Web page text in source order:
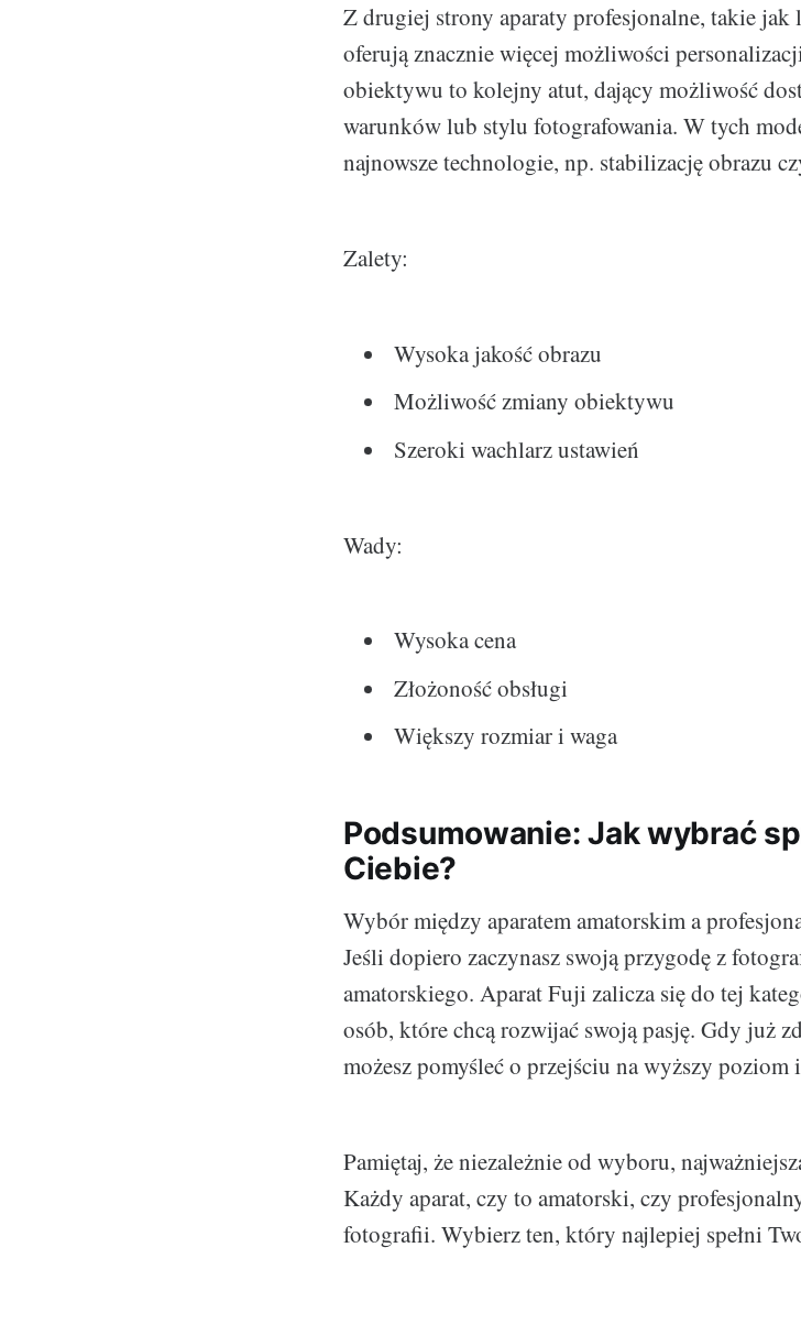
Z drugiej strony aparaty profesjonalne, takie jak
oferują znacznie więcej możliwości
obiektywu to kolejny atut, dający możliwość
warunków lub stylu fotografowania. W tych
najnowsze technologie, np. stabilizację obrazu
Zalety:
Wysoka jakość obrazu
Możliwość zmiany obiektywu
Szeroki wachlarz ustawień
Wady:
Wysoka cena
Złożoność obsługi
Większy rozmiar i waga
Podsumowanie: Jak wybrać
Ciebie?
Wybór między aparatem amatorskim a
Jeśli dopiero zaczynasz swoją przygodę z
amatorskiego. Aparat Fuji zalicza się do tej
osób, które chcą rozwijać swoją pasję. Gdy już
możesz pomyśleć o przejściu na wyższy
Pamiętaj, że niezależnie od wyboru,
Każdy aparat, czy to amatorski, czy
fotografii. Wybierz ten, który najlepiej spełni